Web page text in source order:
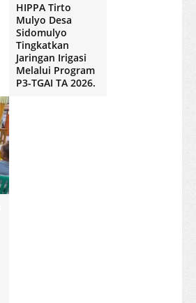
HIPPA Tirto
Mulyo Desa
Sidomulyo
Tingkatkan
Jaringan Irigasi
Melalui Program
P3-TGAI TA 2026.